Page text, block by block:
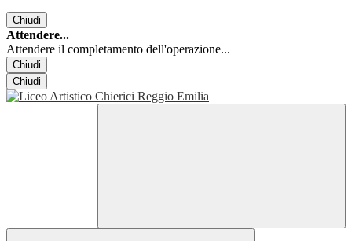
Chiudi
Attendere...
Attendere il completamento dell'operazione...
Chiudi
Chiudi